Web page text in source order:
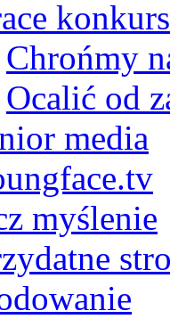
Chrońmy
Ocalić od
media
myślenie